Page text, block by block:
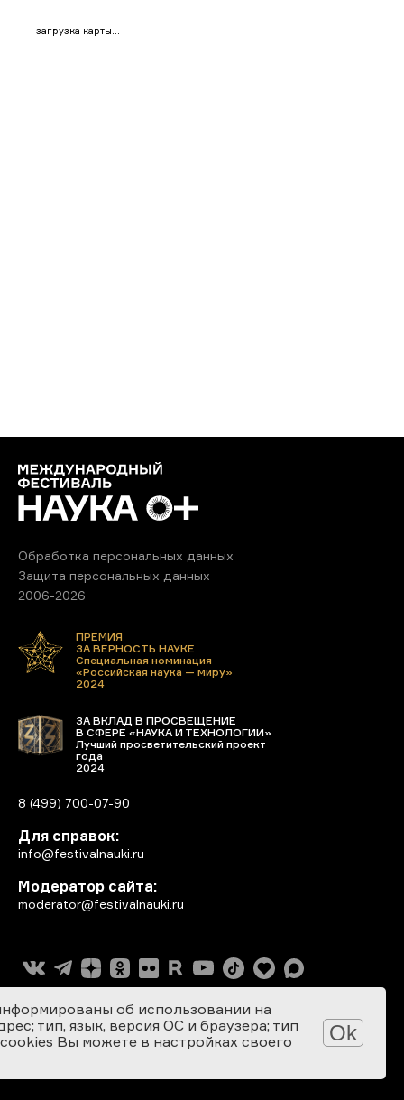
загрузка карты...
Обработка персональных данных
Защита персональных данных
2006-2026
ПРЕМИЯ
ЗА ВЕРНОСТЬ НАУКЕ
Специальная номинация
«Российская наука — миру»
2024
ЗА ВКЛАД В ПРОСВЕЩЕНИЕ
В СФЕРЕ «НАУКА И ТЕХНОЛОГИИ»
Лучший просветительский проект
года
2024
8 (499) 700-07-90
Для справок:
info@festivalnauki.ru
Модератор сайта:
moderator@festivalnauki.ru
об использовании на
тип, язык, версия ОС и браузера; тип
Вы можете в настройках своего
Ok